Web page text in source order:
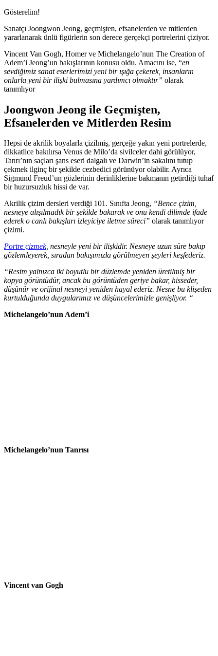
Gösterelim!
Sanatçı Joongwon Jeong, geçmişten, efsanelerden ve mitlerden
yararlanarak ünlü figürlerin son derece gerçekçi portrelerini çiziyor.
Vincent Van Gogh, Homer ve Michelangelo’nun The Creation of
Adem’i Jeong’un bakışlarının konusu oldu. Amacını ise, “en
sevdiğimiz sanat eserlerimizi yeni bir ışığa çekerek, insanların
onlarla yeni bir ilişki bulmasına yardımcı olmaktır” olarak
tanımlıyor
Joongwon Jeong ile Geçmişten,
Efsanelerden ve Mitlerden Resim
Hepsi de akrilik boyalarla çizilmiş, gerçeğe yakın yeni portrelerde,
dikkatlice bakılırsa Venus de Milo’da sivilceler dahi görülüyor,
Tanrı’nın saçları şans eseri dalgalı ve Darwin’in sakalını tutup
çekmek ilginç bir şekilde cezbedici görünüyor olabilir. Ayrıca
Sigmund Freud’un gözlerinin derinliklerine bakmanın getirdiği tuhaf
bir huzursuzluk hissi de var.
Akrilik çizim dersleri verdiği 101. Sınıfta Jeong, “Bence çizim,
nesneye alışılmadık bir şekilde bakarak ve onu kendi dilimde ifade
ederek o canlı bakışları izleyiciye iletme süreci” olarak tanımlıyor
çizimi.
Portre çizmek, nesneyle yeni bir ilişkidir. Nesneye uzun süre bakıp
gözlemleyerek, sıradan bakışımızla görülmeyen şeyleri keşfederiz.
“Resim yalnızca iki boyutlu bir düzlemde yeniden üretilmiş bir
kopya görüntüdür, ancak bu görüntüden geriye bakar, hisseder,
düşünür ve orijinal nesneyi yeniden hayal ederiz. Nesne bu klişeden
kurtulduğunda duygularımız ve düşüncelerimizle genişliyor. “
Michelangelo’nun Adem’i
Michelangelo’nun Tanrısı
Vincent van Gogh